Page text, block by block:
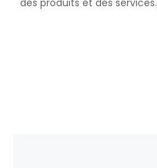
des produits et des services.